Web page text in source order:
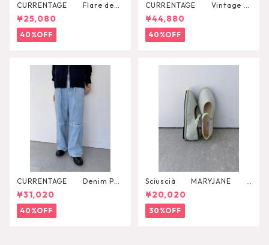
CURRENTAGE Flare deni
m skirt
¥25,080
40%OFF
CURRENTAGE Vintage L
ace Blouse
¥44,880
40%OFF
CURRENTAGE Denim Pan
ts
¥31,020
40%OFF
Sciuscià MARYJANE
（ARTICHOKE）
¥20,020
30%OFF